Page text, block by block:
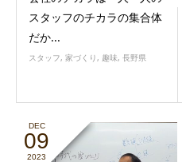
スタッフのチカラの集合体
だか...
スタッフ, 家づくり , 趣味, 長野県
DEC
09
2023